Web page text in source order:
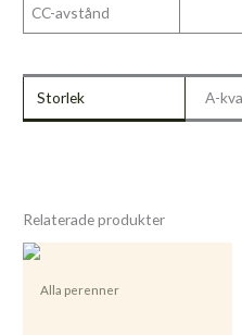
CC-avstånd
Storlek A-
Relaterade produkter
Alla perenner